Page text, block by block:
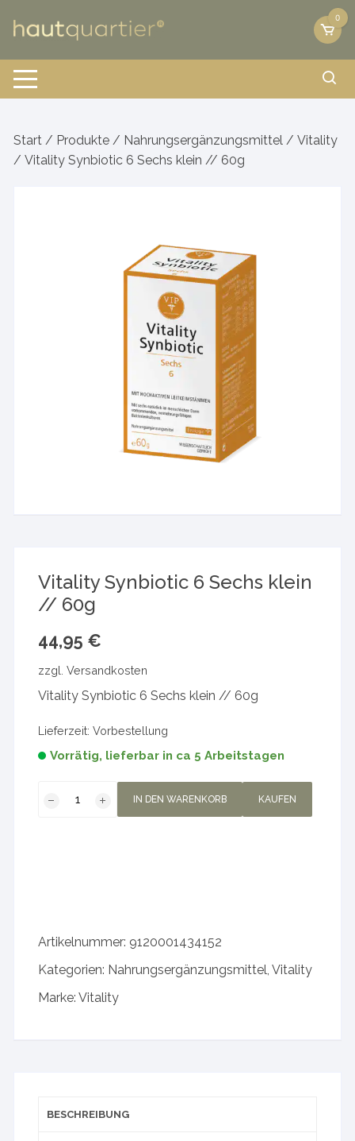
Inhalt
0
Start / Produkte / Nahrungsergänzungsmittel /Vitality
/ Vitality Synbiotic 6 Sechs klein // 60g
Vitality Synbiotic 6 Sechs klein
// 60g
44,95 €
zzgl.Versandkosten
Vitality Synbiotic 6 Sechs klein // 60g
Lieferzeit:Vorbestellung
Vorrätig, lieferbar in ca 5 Arbeitstagen
IN DEN WARENKORB KAUFEN
Artikelnummer: 9120001434152
Kategorien: Nahrungsergänzungsmittel ,Vitality
Marke:Vitality
BESCHREIBUNG